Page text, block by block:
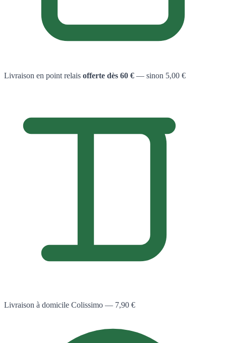
Livraison en point relais offerte dès 60 € — sinon 5,00 €
Livraison à domicile Colissimo — 7,90 €